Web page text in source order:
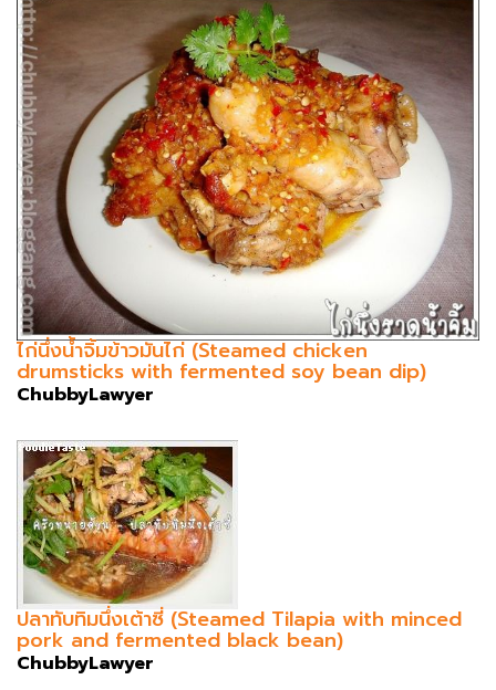
ไก่นึ่งน้ำจิ้มข้าวมันไก่ (Steamed chicken
drumsticks with fermented soy bean dip)
ChubbyLawyer
ปลาทับทิมนึ่งเต้าซี่ (Steamed Tilapia with minced
pork and fermented black bean)
ChubbyLawyer